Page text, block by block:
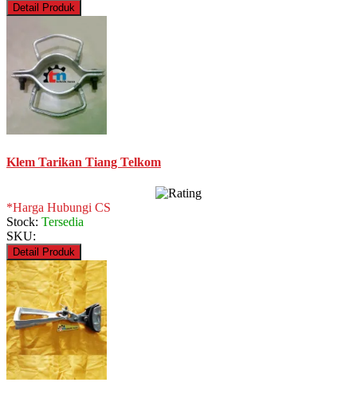
Detail Produk
Klem Tarikan Tiang Telkom
*Harga Hubungi CS
Stock: Tersedia
SKU:
Detail Produk